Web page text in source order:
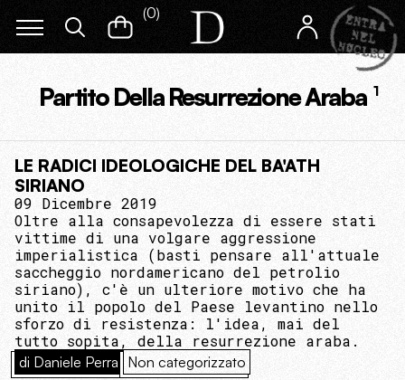
(0)
Partito Della Resurrezione Araba 1
LE RADICI IDEOLOGICHE DEL BA'ATH
SIRIANO
09 Dicembre 2019
Oltre alla consapevolezza di essere stati
vittime di una volgare aggressione
imperialistica (basti pensare all'attuale
saccheggio nordamericano del petrolio
siriano), c'è un ulteriore motivo che ha
unito il popolo del Paese levantino nello
sforzo di resistenza: l'idea, mai del
tutto sopita, della resurrezione araba.
di Daniele Perra Non categorizzato